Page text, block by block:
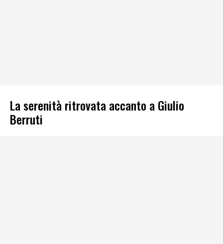
La serenità ritrovata accanto a Giulio
Berruti